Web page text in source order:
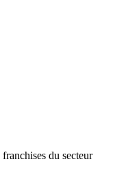
du secteur